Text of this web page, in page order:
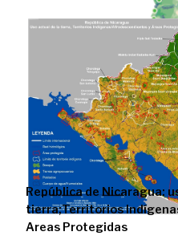
República de Nicaragua:
tierra;Territorios
Areas Protegidas